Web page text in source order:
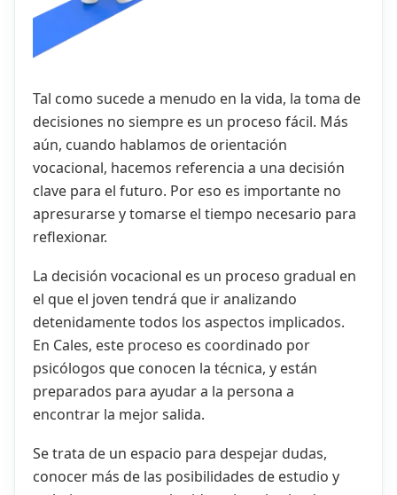
Tal como sucede a menudo en la vida, la toma de
decisiones no siempre es un proceso fácil. Más
aún, cuando hablamos de orientación
vocacional, hacemos referencia a una decisión
clave para el futuro. Por eso es importante no
apresurarse y tomarse el tiempo necesario para
reflexionar.
La decisión vocacional es un proceso gradual en
el que el joven tendrá que ir analizando
detenidamente todos los aspectos implicados.
En Cales, este proceso es coordinado por
psicólogos que conocen la técnica, y están
preparados para ayudar a la persona a
encontrar la mejor salida.
Se trata de un espacio para despejar dudas,
conocer más de las posibilidades de estudio y